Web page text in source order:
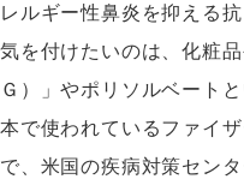
レルギー性鼻炎を抑える
気を付けたいのは、化粧
Ｇ）」やポリソルベート
本で使われているファイ
で、米国の疾病対策セン